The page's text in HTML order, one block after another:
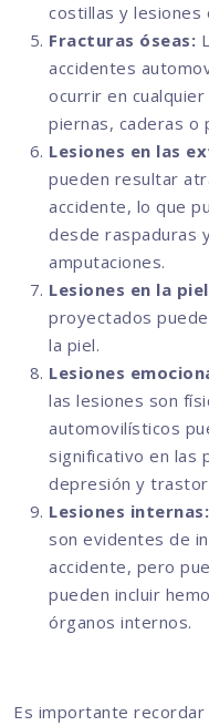
costillas y lesiones
Fracturas óseas:
accidentes
ocurrir en
piernas, caderas o
Lesiones en las
pueden resultar
accidente, lo que
desde raspaduras
amputaciones.
Lesiones en la
proyectados
la piel.
Lesiones
las lesiones son
automovilísticos
significativo en las
depresión y
Lesiones internas:
son evidentes de
accidente, pero
pueden incluir
órganos internos.
Es importante